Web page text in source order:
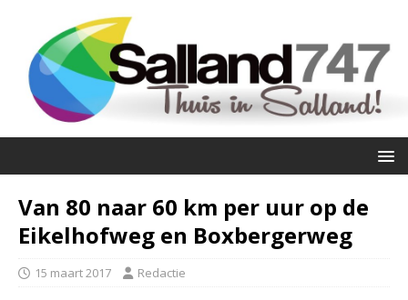
Van 80 naar 60 km per uur op de
Eikelhofweg en Boxbergerweg
15 maart 2017 Redactie